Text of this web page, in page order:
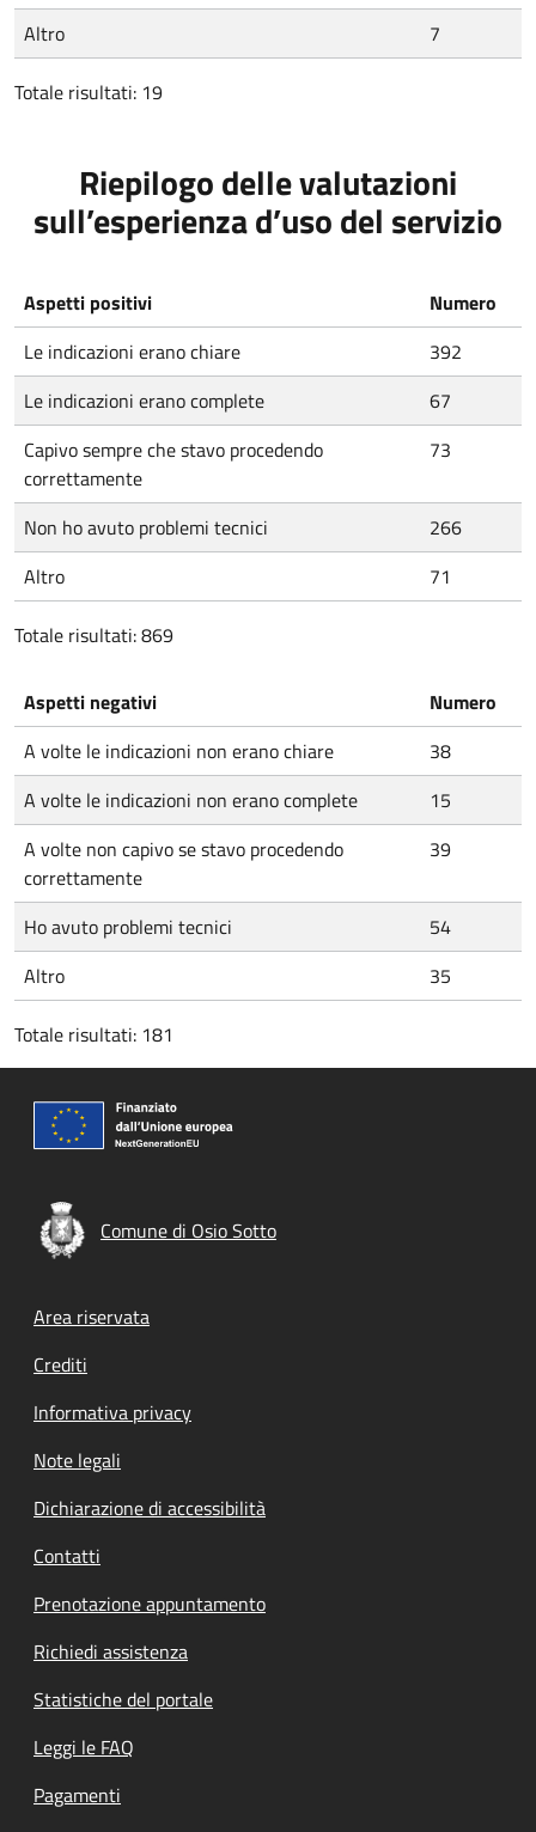
Altro 7
Totale risultati: 19
Riepilogo delle valutazioni
sull’esperienza d’uso del servizio
Aspetti positivi
Numero
Le indicazioni erano chiare
392
Le indicazioni erano complete
67
Capivo sempre che stavo procedendo
correttamente
73
Non ho avuto problemi tecnici
266
Altro
71
Totale risultati: 869
Aspetti negativi
Numero
A volte le indicazioni non erano chiare
38
A volte le indicazioni non erano complete
15
A volte non capivo se stavo procedendo
correttamente
39
Ho avuto problemi tecnici
54
Altro
35
Totale risultati: 181
Comune di Osio Sotto
Footer menu
Area riservata
Crediti
Informativa privacy
Note legali
Dichiarazione di accessibilità
Contatti
Prenotazione appuntamento
Richiedi assistenza
Statistiche del portale
Leggi le FAQ
Pagamenti